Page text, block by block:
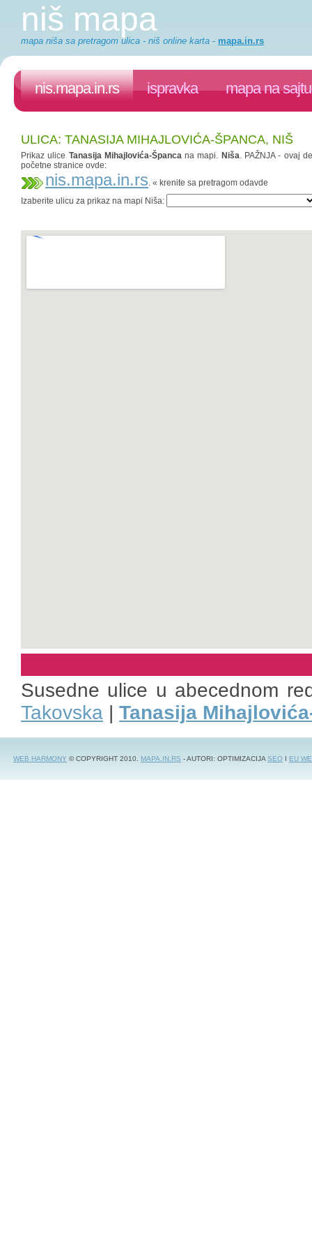
niš mapa
mapa niša sa pretragom ulica - niš online karta - mapa.in.rs
nis.mapa.in.rs ispravka mapa na sajtu
ULICA: TANASIJA MIHAJLOVIĆA-ŠPANCA, NIŠ
Prikaz ulice Tanasija Mihajlovića-Špancana mapi. Niša. PAŽNJA - ovaj
početne stranice ovde:
nis.mapa.in.rs. « krenite sa pretragom odavde
Izaberite ulicu za prikaz na mapi Niša:
Susedne ulice u abecednom
Takovska | Tanasija
WEB HARMONY © COPYRIGHT 2010. MAPA.IN.RS - AUTORI: OPTIMIZACIJASEO I EU